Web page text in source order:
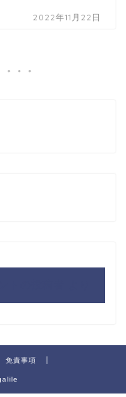
2022年11月22日
免責事項